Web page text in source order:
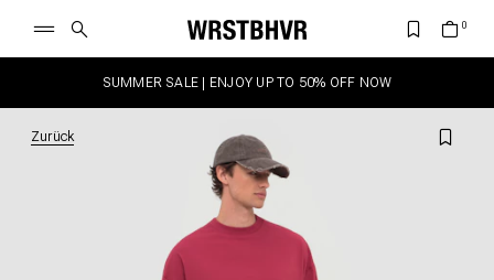
SUMMER SALE | ENJOY UP TO 50% OFF NOW
Zurück